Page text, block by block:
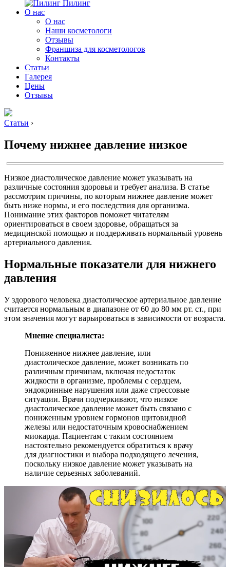
Пилинг
O нас
O нас
Наши косметологи
Отзывы
Франшиза для косметологов
Контакты
Статьи
Галерея
Цены
Отзывы
Статьи ›
Почему нижнее давление низкое
Низкое диастолическое давление может указывать на
различные состояния здоровья и требует анализа. В статье
рассмотрим причины, по которым нижнее давление может
быть ниже нормы, и его последствия для организма.
Понимание этих факторов поможет читателям
ориентироваться в своем здоровье, обращаться за
медицинской помощью и поддерживать нормальный уровень
артериального давления.
Нормальные показатели для нижнего
давления
У здорового человека диастолическое артериальное давление
считается нормальным в диапазоне от 60 до 80 мм рт. ст., при
этом значения могут варьироваться в зависимости от возраста.
Мнение специалиста:
Пониженное нижнее давление, или
диастолическое давление, может возникать по
различным причинам, включая недостаток
жидкости в организме, проблемы с сердцем,
эндокринные нарушения или даже стрессовые
ситуации. Врачи подчеркивают, что низкое
диастолическое давление может быть связано с
пониженным уровнем гормонов щитовидной
железы или недостаточным кровоснабжением
миокарда. Пациентам с таким состоянием
настоятельно рекомендуется обратиться к врачу
для диагностики и выбора подходящего лечения,
поскольку низкое давление может указывать на
наличие серьезных заболеваний.